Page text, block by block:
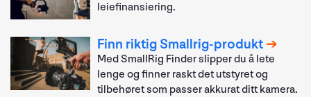
leiefinansiering.
Finn riktig Smallrig-produkt
Med SmallRig Finder slipper du å lete
lenge og finner raskt det utstyret og
tilbehøret som passer akkurat ditt kamera.